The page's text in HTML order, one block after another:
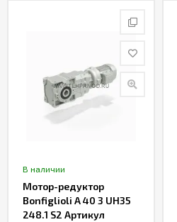
В наличии
Мотор-редуктор
Bonfiglioli A 40 3 UH35
248.1 S2 Артикул